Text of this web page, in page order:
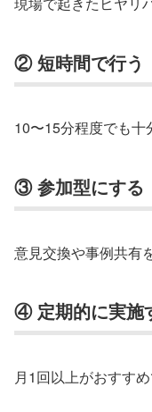
② 短時間で行う
10〜15分程度でも十
③ 参加型にする
意見交換や事例共有
④ 定期的に実施
月1回以上がおすすめ